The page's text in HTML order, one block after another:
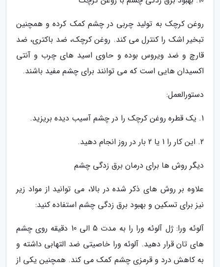
روغن کرچک به تولید چربی در چشم کمک کرده و همچنین
تبخیر اشک را کنترل می کند. روغن کرچک، ضد باکتری، ضد
قارچ و ضد ویروس بوده و حاوی اسید های چرب و آنتی
اکسیدان هایی است که می توانند برای چشم مفید باشند.
دستورالعمل:
1. یک قطره روغن کرچک را در چشم آسیب دیده بریزید.
2. این کار را 1 یا 2 بار در روز انجام دهید.
دیگر روش ها برای درمان برق زدگی چشم
علاوه بر روش های ذکر شده در بالا، می توانید از مواد زیر
نیز برای تسکین و بهبود برق زدگی چشم استفاده کنید:
آلوئه ورا: ژل آلوئه ورا را به مدت 5 الی 10 دقیقه روی چشم
های تان قرار دهید. آلوئه ورا خاصیتی ضد التهابی داشته و
به کاهش درد و قرمزی چشم کمک می کند. همچنین یکی از